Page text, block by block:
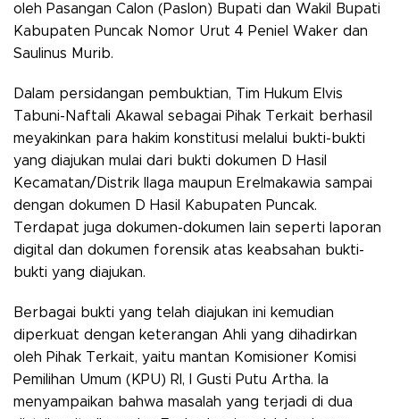
oleh Pasangan Calon (Paslon) Bupati dan Wakil Bupati
Kabupaten Puncak Nomor Urut 4 Peniel Waker dan
Saulinus Murib.
Dalam persidangan pembuktian, Tim Hukum Elvis
Tabuni-Naftali Akawal sebagai Pihak Terkait berhasil
meyakinkan para hakim konstitusi melalui bukti-bukti
yang diajukan mulai dari bukti dokumen D Hasil
Kecamatan/Distrik Ilaga maupun Erelmakawia sampai
dengan dokumen D Hasil Kabupaten Puncak.
Terdapat juga dokumen-dokumen lain seperti laporan
digital dan dokumen forensik atas keabsahan bukti-
bukti yang diajukan.
Berbagai bukti yang telah diajukan ini kemudian
diperkuat dengan keterangan Ahli yang dihadirkan
oleh Pihak Terkait, yaitu mantan Komisioner Komisi
Pemilihan Umum (KPU) RI, I Gusti Putu Artha. Ia
menyampaikan bahwa masalah yang terjadi di dua